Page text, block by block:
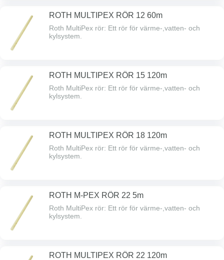
ROTH MULTIPEX RÖR 12 60m
Roth MultiPex rör: Ett rör för värme-,vatten- och
kylsystem.
ROTH MULTIPEX RÖR 15 120m
Roth MultiPex rör: Ett rör för värme-,vatten- och
kylsystem.
ROTH MULTIPEX RÖR 18 120m
Roth MultiPex rör: Ett rör för värme-,vatten- och
kylsystem.
ROTH M-PEX RÖR 22 5m
Roth MultiPex rör: Ett rör för värme-,vatten- och
kylsystem.
ROTH MULTIPEX RÖR 22 120m